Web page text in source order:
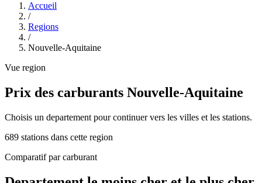
Accueil
/
Regions
/
Nouvelle-Aquitaine
Vue region
Prix des carburants Nouvelle-Aquitaine
Choisis un departement pour continuer vers les villes et les stations.
689 stations dans cette region
Comparatif par carburant